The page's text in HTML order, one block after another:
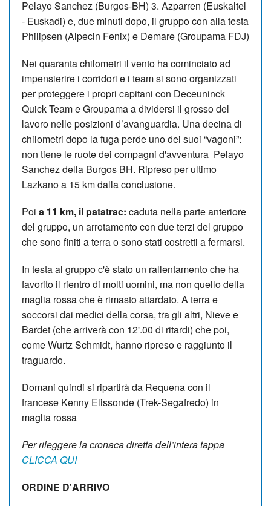
Pelayo Sanchez (Burgos-BH) 3. Azparren (Euskaltel
- Euskadi) e, due minuti dopo, il gruppo con alla testa
Philipsen (Alpecin Fenix) e Demare (Groupama FDJ)
Nei quaranta chilometri il vento ha cominciato ad
impensierire i corridori e i team si sono organizzati
per proteggere i propri capitani con Deceuninck
Quick Team e Groupama a dividersi il grosso del
lavoro nelle posizioni d’avanguardia. Una decina di
chilometri dopo la fuga perde uno dei suoi “vagoni”:
non tiene le ruote dei compagni d'avventura Pelayo
Sanchez della Burgos BH. Ripreso per ultimo
Lazkano a 15 km dalla conclusione.
Poi a 11 km, il patatrac: caduta nella parte anteriore
del gruppo, un arrotamento con due terzi del gruppo
che sono finiti a terra o sono stati costretti a fermarsi.
In testa al gruppo c'è stato un rallentamento che ha
favorito il rientro di molti uomini, ma non quello della
maglia rossa che è rimasto attardato. A terra e
soccorsi dai medici della corsa, tra gli altri, Nieve e
Bardet (che arriverà con 12'.00 di ritardi) che poi,
come Wurtz Schmidt, hanno ripreso e raggiunto il
traguardo.
Domani quindi si ripartirà da Requena con il
francese Kenny Elissonde (Trek-Segafredo) in
maglia rossa
Per rileggere la cronaca diretta dell’intera tappa
CLICCA QUI
ORDINE D'ARRIVO